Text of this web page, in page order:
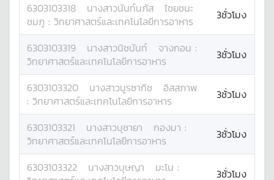
6303103318 นางสาวนันท์นภัส
ไชยชนะ
ชมภู : วิทยาศาสตร์และเทคโนโลยีการอาหาร 3ชั่วโมง
6303103319 นางสาวนิชนันท์ จางกอน :
วิทยาศาสตร์และเทคโนโลยีการอาหาร
3ชั่วโมง
6303103320 นางสาวนูรซากิช
อิสสภาพ
: วิทยาศาสตร์และเทคโนโลยีการอาหาร 3ชั่วโมง
6303103321 นางสาวบุชายา กองมา :
วิทยาศาสตร์และเทคโนโลยีการอาหาร
3ชั่วโมง
6303103322 นางสาวบุษญา มะโน :
3ชั่วโมง